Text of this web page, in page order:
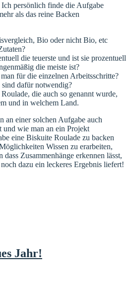
persönlich finde die Aufgabe
als das reine Backen
Bio oder nicht Bio, etc
die teuerste und ist sie prozentuell
die meiste ist?
für die einzelnen Arbeitsschritte?
sind dafür notwendig?
die auch so genannt wurde,
und in welchem Land.
an einer solchen Aufgabe auch
und wie man an ein Projekt
eine Biskuite Roulade zu backen
Wissen zu erarbeiten,
dass Zusammenhänge erkennen lässt,
dazu ein leckeres Ergebnis liefert!
Jahr!